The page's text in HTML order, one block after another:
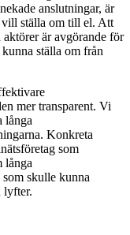
anslutningar, är
vill ställa om till el. Att
aktörer är avgörande för
ställa om från
mer transparent. Vi
långa
Konkreta
som
långa
skulle kunna
lyfter.